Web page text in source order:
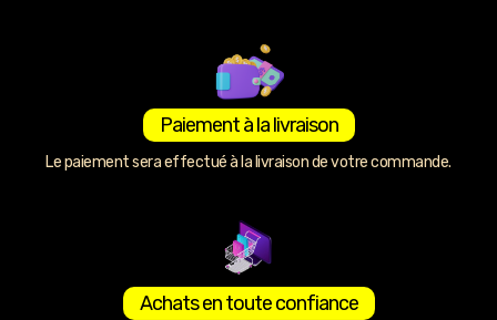
Paiement à la livraison
Le paiement sera effectué à la livraison de votre commande.
Achats en toute confiance